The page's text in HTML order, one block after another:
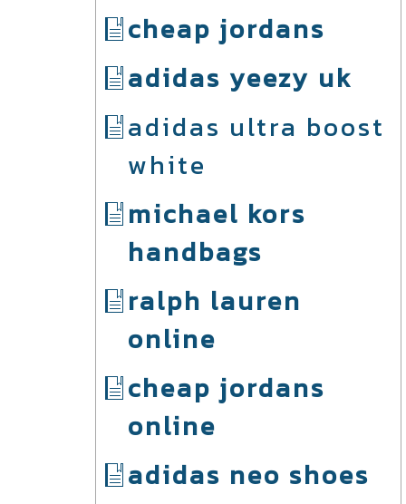
cheap jordans
adidas yeezy uk
adidas ultra boost
white
michael kors
handbags
ralph lauren
online
cheap jordans
online
adidas neo shoes